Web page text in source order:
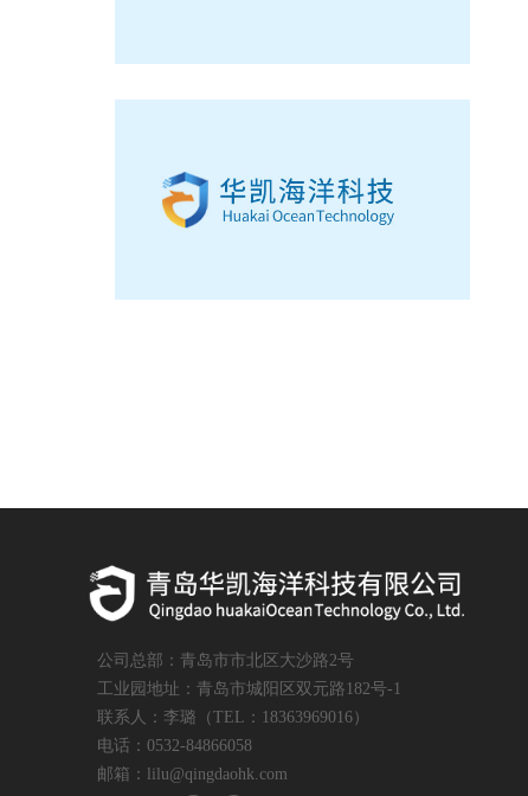
公司总部：青岛市市北区大沙路2号
工业园地址：青岛市城阳区双元路182号-1
联系人：李璐（TEL：18363969016）
电话：0532-84866058
邮箱：lilu@qingdaohk.com